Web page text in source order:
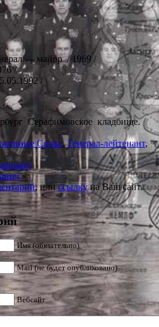
— майор / 1969 /
/
/
Серафимовское кладбище.
Силы:,Генерал-лейтенант,
»
, илиссылкуна Ваш сайт.
Имя (обязательно)
Mail (не будет опубликовано)
Вебсайт